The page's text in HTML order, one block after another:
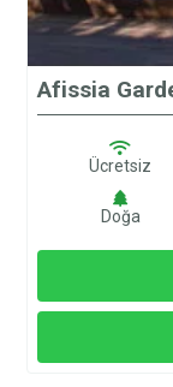
Afissia
Ücretsiz
Doğa